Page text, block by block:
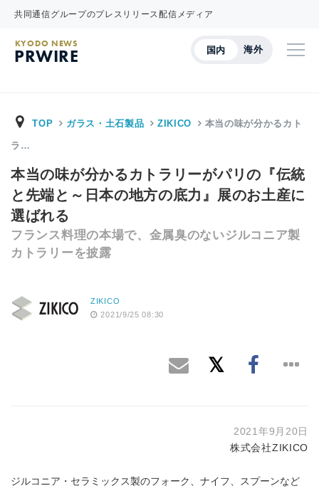
共同通信グループのプレスリリース配信メディア
国内 海外
KYODO NEWS
PRWIRE
TOP ガラス・土石製品 ZIKICO 本当の味が分かるカト
ラ…
本当の味が分かるカトラリーがパリの『伝統
と先端と～日本の地方の底力』展のお土産に
選ばれる
フランス料理の本場で、金属臭のないジルコニア製
カトラリーを披露
ZIKICO
2021/9/25 08:30
2021年9月20日
株式会社ZIKICO
ジルコニア・セラミックス製のフォーク、ナイフ、スプーンなど